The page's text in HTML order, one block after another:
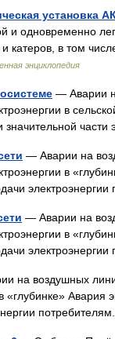
установка
и одновременно
катеров, в том
энциклопедия
— Аварии
в
части
— Аварии на
в
— Аварии на
в
на воздушных
«глубинке»